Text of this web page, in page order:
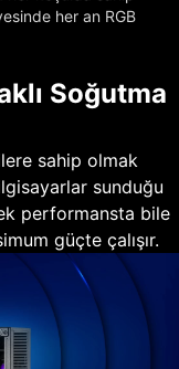
her an RGB
Soğutma
sahip olmak
sunduğu
performansta bile
güçte çalışır.